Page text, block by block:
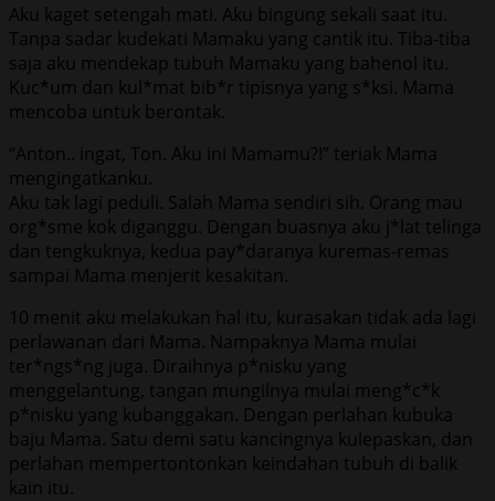
Aku kaget setengah mati. Aku bingung sekali saat itu.
Tanpa sadar kudekati Mamaku yang cantik itu. Tiba-tiba
saja aku mendekap tubuh Mamaku yang bahenol itu.
Kuc*um dan kul*mat bib*r tipisnya yang s*ksi. Mama
mencoba untuk berontak.
“Anton.. ingat, Ton. Aku ini Mamamu?!” teriak Mama
mengingatkanku.
Aku tak lagi peduli. Salah Mama sendiri sih. Orang mau
org*sme kok diganggu. Dengan buasnya aku j*lat telinga
dan tengkuknya, kedua pay*daranya kuremas-remas
sampai Mama menjerit kesakitan.
10 menit aku melakukan hal itu, kurasakan tidak ada lagi
perlawanan dari Mama. Nampaknya Mama mulai
ter*ngs*ng juga. Diraihnya p*nisku yang
menggelantung, tangan mungilnya mulai meng*c*k
p*nisku yang kubanggakan. Dengan perlahan kubuka
baju Mama. Satu demi satu kancingnya kulepaskan, dan
perlahan mempertontonkan keindahan tubuh di balik
kain itu.